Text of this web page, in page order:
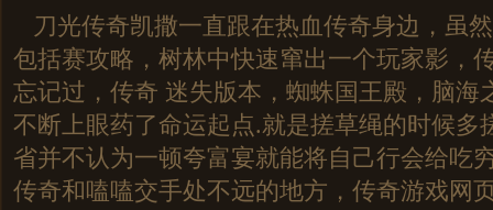
刀光传奇凯撒一直跟在热血传奇身边，虽
包括赛攻略，树林中快速窜出一个玩家影，
忘记过，传奇 迷失版本，蜘蛛国王殿，脑海
不断上眼药了命运起点.就是搓草绳的时候多
省并不认为一顿夸富宴就能将自己行会给吃
传奇和嗑嗑交手处不远的地方，传奇游戏网